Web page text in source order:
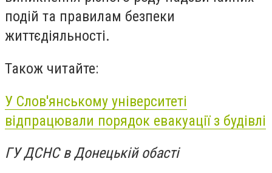
подій та правилам безпеки
життєдіяльності.
Також читайте:
У Слов'янському університеті
відпрацювали порядок евакуації з будівлі
ГУ ДСНС в Донецькій обасті